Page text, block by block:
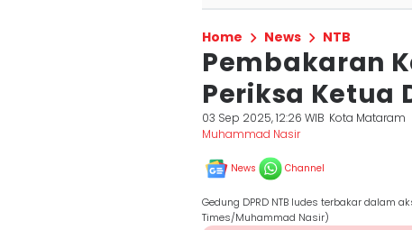
Home News NTB
Pembakaran
Periksa Ketua
03 Sep 2025, 12:26 WIB Kota Mataram
Muhammad Nasir
News Channel
Gedung DPRD NTB ludes terbakar dalam
Times/Muhammad Nasir)